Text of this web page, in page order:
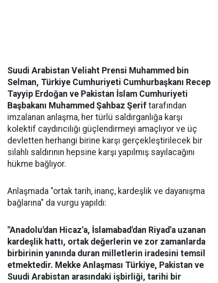
Suudi Arabistan Veliaht Prensi Muhammed bin
Selman, Türkiye Cumhuriyeti Cumhurbaşkanı Recep
Tayyip Erdoğan ve Pakistan İslam Cumhuriyeti
Başbakanı Muhammed Şahbaz Şerif tarafından
imzalanan anlaşma, her türlü saldırganlığa karşı
kolektif caydırıcılığı güçlendirmeyi amaçlıyor ve üç
devletten herhangi birine karşı gerçekleştirilecek bir
silahlı saldırının hepsine karşı yapılmış sayılacağını
hükme bağlıyor.
Anlaşmada "ortak tarih, inanç, kardeşlik ve dayanışma
bağlarına" da vurgu yapıldı:
"Anadolu'dan Hicaz'a, İslamabad'dan Riyad'a uzanan
kardeşlik hattı, ortak değerlerin ve zor zamanlarda
birbirinin yanında duran milletlerin iradesini temsil
etmektedir. Mekke Anlaşması Türkiye, Pakistan ve
Suudi Arabistan arasındaki işbirliği, tarihi bir